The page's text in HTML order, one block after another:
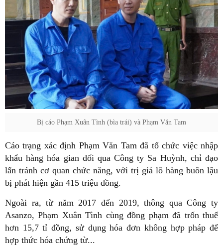
Bị cáo Phạm Xuân Tình (bìa trái) và Phạm Văn Tam
Cáo trạng xác định Phạm Văn Tam đã tổ chức việc nhập
khẩu hàng hóa gian dối qua Công ty Sa Huỳnh, chỉ đạo
lẩn tránh cơ quan chức năng, với trị giá lô hàng buôn lậu
bị phát hiện gần 415 triệu đồng.
Ngoài ra, từ năm 2017 đến 2019, thông qua Công ty
Asanzo, Phạm Xuân Tình cùng đồng phạm đã trốn thuế
hơn 15,7 tỉ đồng, sử dụng hóa đơn không hợp pháp để
hợp thức hóa chứng từ...